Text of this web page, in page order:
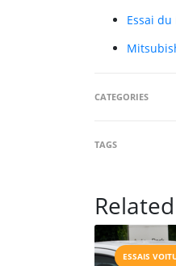
Essai
CATEGORIES
TAGS
ESSAIS